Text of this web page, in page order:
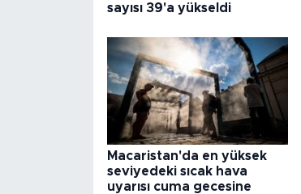
sayısı 39'a yükseldi
Macaristan'da en yüksek
seviyedeki sıcak hava
uyarısı cuma gecesine